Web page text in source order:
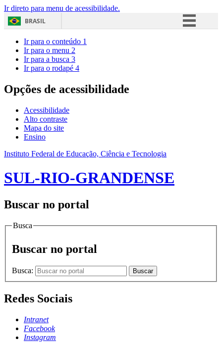
Ir direto para menu de acessibilidade.
BRASIL
Acesso à informação
Ir para o conteúdo 1
Ir para o menu 2
Ir para a busca 3
Ir para o rodapé 4
Opções de acessibilidade
Acessibilidade
Alto contraste
Mapa do site
Ensino
Instituto Federal de Educação, Ciência e Tecnologia
SUL-RIO-GRANDENSE
Buscar no portal
Busca
Buscar no portal
Busca: Buscar
Redes Sociais
Intranet
Facebook
Instagram